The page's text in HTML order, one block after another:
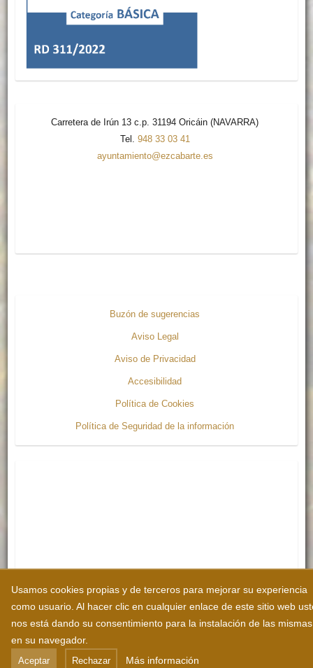
Usamos cookies propias y de terceros para mejorar su experiencia
como usuario. Al hacer clic en cualquier enlace de este sitio web
nos está dando su consentimiento para la instalación de las mismas
en su navegador.
Aceptar Rechazar Más información
Carretera de Irún 13 c.p. 31194 Oricáin (NAVARRA)
Tel. 948 33 03 41
ayuntamiento@ezcabarte.es
Buzón de sugerencias
Aviso Legal
Aviso de Privacidad
Accesibilidad
Política de Cookies
Política de Seguridad de la información